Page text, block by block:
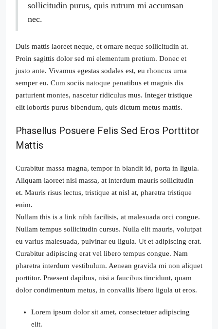
sollicitudin purus, quis rutrum mi accumsan
nec.
Duis mattis laoreet neque, et ornare neque sollicitudin at.
Proin sagittis dolor sed mi elementum pretium. Donec et
justo ante. Vivamus egestas sodales est, eu rhoncus urna
semper eu. Cum sociis natoque penatibus et magnis dis
parturient montes, nascetur ridiculus mus. Integer tristique
elit lobortis purus bibendum, quis dictum metus mattis.
Phasellus Posuere Felis Sed Eros Porttitor
Mattis
Curabitur massa magna, tempor in blandit id, porta in ligula.
Aliquam laoreet nisl massa, at interdum mauris sollicitudin
et. Mauris risus lectus, tristique at nisl at, pharetra tristique
enim.
Nullam this is a link nibh facilisis, at malesuada orci congue.
Nullam tempus sollicitudin cursus. Nulla elit mauris, volutpat
eu varius malesuada, pulvinar eu ligula. Ut et adipiscing erat.
Curabitur adipiscing erat vel libero tempus congue. Nam
pharetra interdum vestibulum. Aenean gravida mi non aliquet
porttitor. Praesent dapibus, nisi a faucibus tincidunt, quam
dolor condimentum metus, in convallis libero ligula ut eros.
Lorem ipsum dolor sit amet, consectetuer adipiscing
elit.